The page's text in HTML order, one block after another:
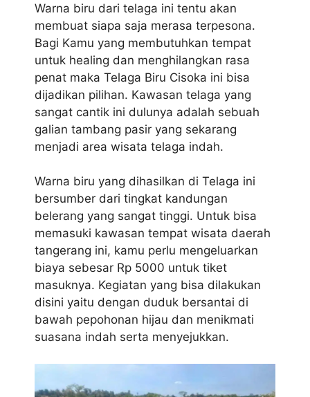
Warna biru dari telaga ini tentu akan
membuat siapa saja merasa terpesona.
Bagi Kamu yang membutuhkan tempat
untuk healing dan menghilangkan rasa
penat maka Telaga Biru Cisoka ini bisa
dijadikan pilihan. Kawasan telaga yang
sangat cantik ini dulunya adalah sebuah
galian tambang pasir yang sekarang
menjadi area wisata telaga indah.
Warna biru yang dihasilkan di Telaga ini
bersumber dari tingkat kandungan
belerang yang sangat tinggi. Untuk bisa
memasuki kawasan tempat wisata daerah
tangerang ini, kamu perlu mengeluarkan
biaya sebesar Rp 5000 untuk tiket
masuknya. Kegiatan yang bisa dilakukan
disini yaitu dengan duduk bersantai di
bawah pepohonan hijau dan menikmati
suasana indah serta menyejukkan.